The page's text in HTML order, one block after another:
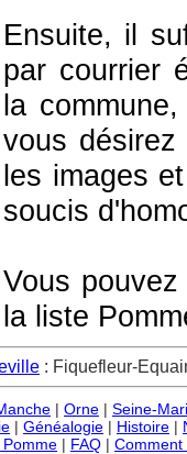
Ensuite, il
par courrier
la
vous
les images
soucis
Vous
la liste
: Fiquefleur-
| Orne | Seine-
| Généalogie | Histoire |
Pomme | FAQ | Comment